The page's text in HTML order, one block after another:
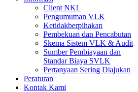
Client NKL
Pengumuman VLK
Ketidakberpihakan
Pembekuan dan Pencabutan
Skema Sistem VLK & Audit
Sumber Pembiayaan dan
Standar Biaya SVLK
Pertanyaan Sering Diajukan
Peraturan
Kontak Kami